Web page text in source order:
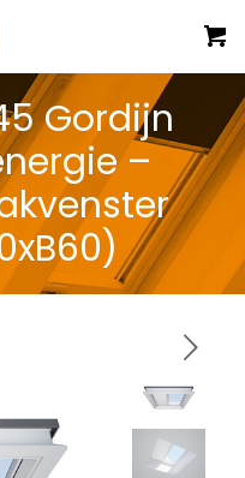
Gordijn
–